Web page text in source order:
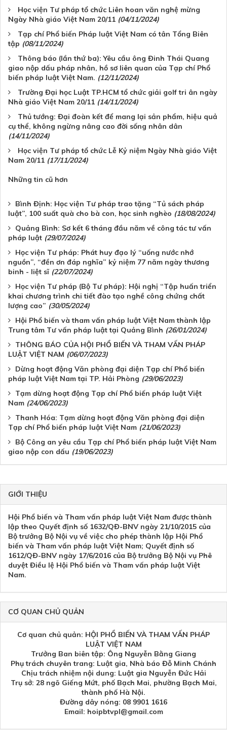
Học viện Tư pháp tổ chức Liên hoan văn nghệ mừng
Ngày Nhà giáo Việt Nam 20/11 (04/11/2024)
Tạp chí Phổ biến Pháp luật Việt Nam có tân Tổng Biên
tập (08/11/2024)
Thông báo (lần thứ ba): Yêu cầu ông Đinh Thái Quang
giao nộp dấu pháp nhân, hồ sơ liên quan của Tạp chí Phổ
biến pháp luật Việt Nam. (12/11/2024)
Trường Đại học Luật TP.HCM tổ chức giải golf tri ân ngày
Nhà giáo Việt Nam 20/11 (14/11/2024)
Thủ tướng: Đại đoàn kết để mang lại sản phẩm, hiệu quả
cụ thể, không ngừng nâng cao đời sống nhân dân
(14/11/2024)
Học viện Tư pháp tổ chức Lễ Kỷ niệm Ngày Nhà giáo Việt
Nam 20/11 (17/11/2024)
Những tin cũ hơn
Bình Định: Học viện Tư pháp trao tặng “Tủ sách pháp
luật”, 100 suất quà cho bà con, học sinh nghèo (18/08/2024)
Quảng Bình: Sơ kết 6 tháng đầu năm về công tác tư vấn
pháp luật (29/07/2024)
Học viện Tư pháp: Phát huy đạo lý “uống nước nhớ
nguồn”, “đền ơn đáp nghĩa” kỷ niệm 77 năm ngày thương
binh - liệt sĩ (22/07/2024)
Học viện Tư pháp (Bộ Tư pháp): Hội nghị “Tập huấn triển
khai chương trình chi tiết đào tạo nghề công chứng chất
lượng cao” (30/05/2024)
Hội Phổ biến và tham vấn pháp luật Việt Nam thành lập
Trung tâm Tư vấn pháp luật tại Quảng Bình (26/01/2024)
THÔNG BÁO CỦA HỘI PHỔ BIẾN VÀ THAM VẤN PHÁP
LUẬT VIỆT NAM (06/07/2023)
Dừng hoạt động Văn phòng đại diện Tạp chí Phổ biến
pháp luật Việt Nam tại TP. Hải Phòng (29/06/2023)
Tạm dừng hoạt động Tạp chí Phổ biến pháp luật Việt
Nam (24/06/2023)
Thanh Hóa: Tạm dừng hoạt động Văn phòng đại diện
Tạp chí Phổ biến pháp luật Việt Nam (21/06/2023)
Bộ Công an yêu cầu Tạp chí Phổ biến pháp luật Việt Nam
giao nộp con dấu (19/06/2023)
GIỚI THIỆU
Hội Phổ biến và Tham vấn pháp luật Việt Nam được thành
lập theo Quyết định số 1632/QĐ-BNV ngày 21/10/2015 của
Bộ trưởng Bộ Nội vụ về việc cho phép thành lập Hội Phổ
biến và Tham vấn pháp luật Việt Nam; Quyết định số
1612/QĐ-BNV ngày 17/6/2016 của Bộ trưởng Bộ Nội vụ Phê
duyệt Điều lệ Hội Phổ biến và Tham vấn pháp luật Việt
Nam.
CƠ QUAN CHỦ QUẢN
Cơ quan chủ quản: HỘI PHỔ BIẾN VÀ THAM VẤN PHÁP
LUẬT VIỆT NAM
Trưởng Ban biên tập: Ông Nguyễn Bằng Giang
Phụ trách chuyên trang: Luật gia, Nhà báo Đỗ Minh Chánh
Chịu trách nhiệm nội dung: Luật gia Nguyễn Đức Hải
Trụ sở: 28 ngõ Giếng Mứt, phố Bạch Mai, phường Bạch Mai,
thành phố Hà Nội.
Đường dây nóng: 08 9901 1616
Email: hoipbtvpl@gmail.com